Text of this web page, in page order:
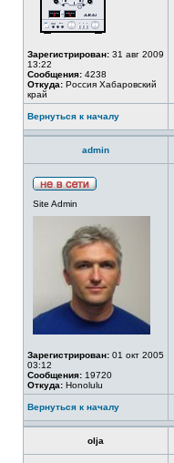
Зарегистрирован: 31 авг 2009
13:22
Сообщения: 4238
Откуда: Россия Хабаровский
край
Вернуться к началу
admin
Site Admin
Зарегистрирован: 01 окт 2005
03:12
Сообщения: 19720
Откуда: Honolulu
Вернуться к началу
olja